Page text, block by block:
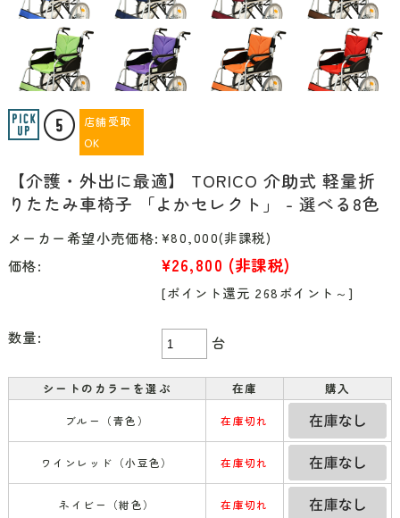
店舗受取
OK
【介護・外出に最適】 TORICO 介助式 軽量折
りたたみ車椅子 「よかセレクト」 - 選べる8色
メーカー希望小売価格: ¥80,000(非課税)
価格: ¥26,800 (非課税)
[ポイント還元 268ポイント～]
数量: 台
シートのカラーを選ぶ 在庫 購入
ブルー（青色） 在庫切れ
ワインレッド（小豆色） 在庫切れ
ネイビー（紺色） 在庫切れ